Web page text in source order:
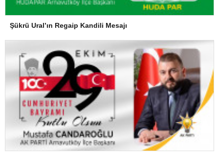
Şükrü Ural’ın Regaip Kandili Mesajı